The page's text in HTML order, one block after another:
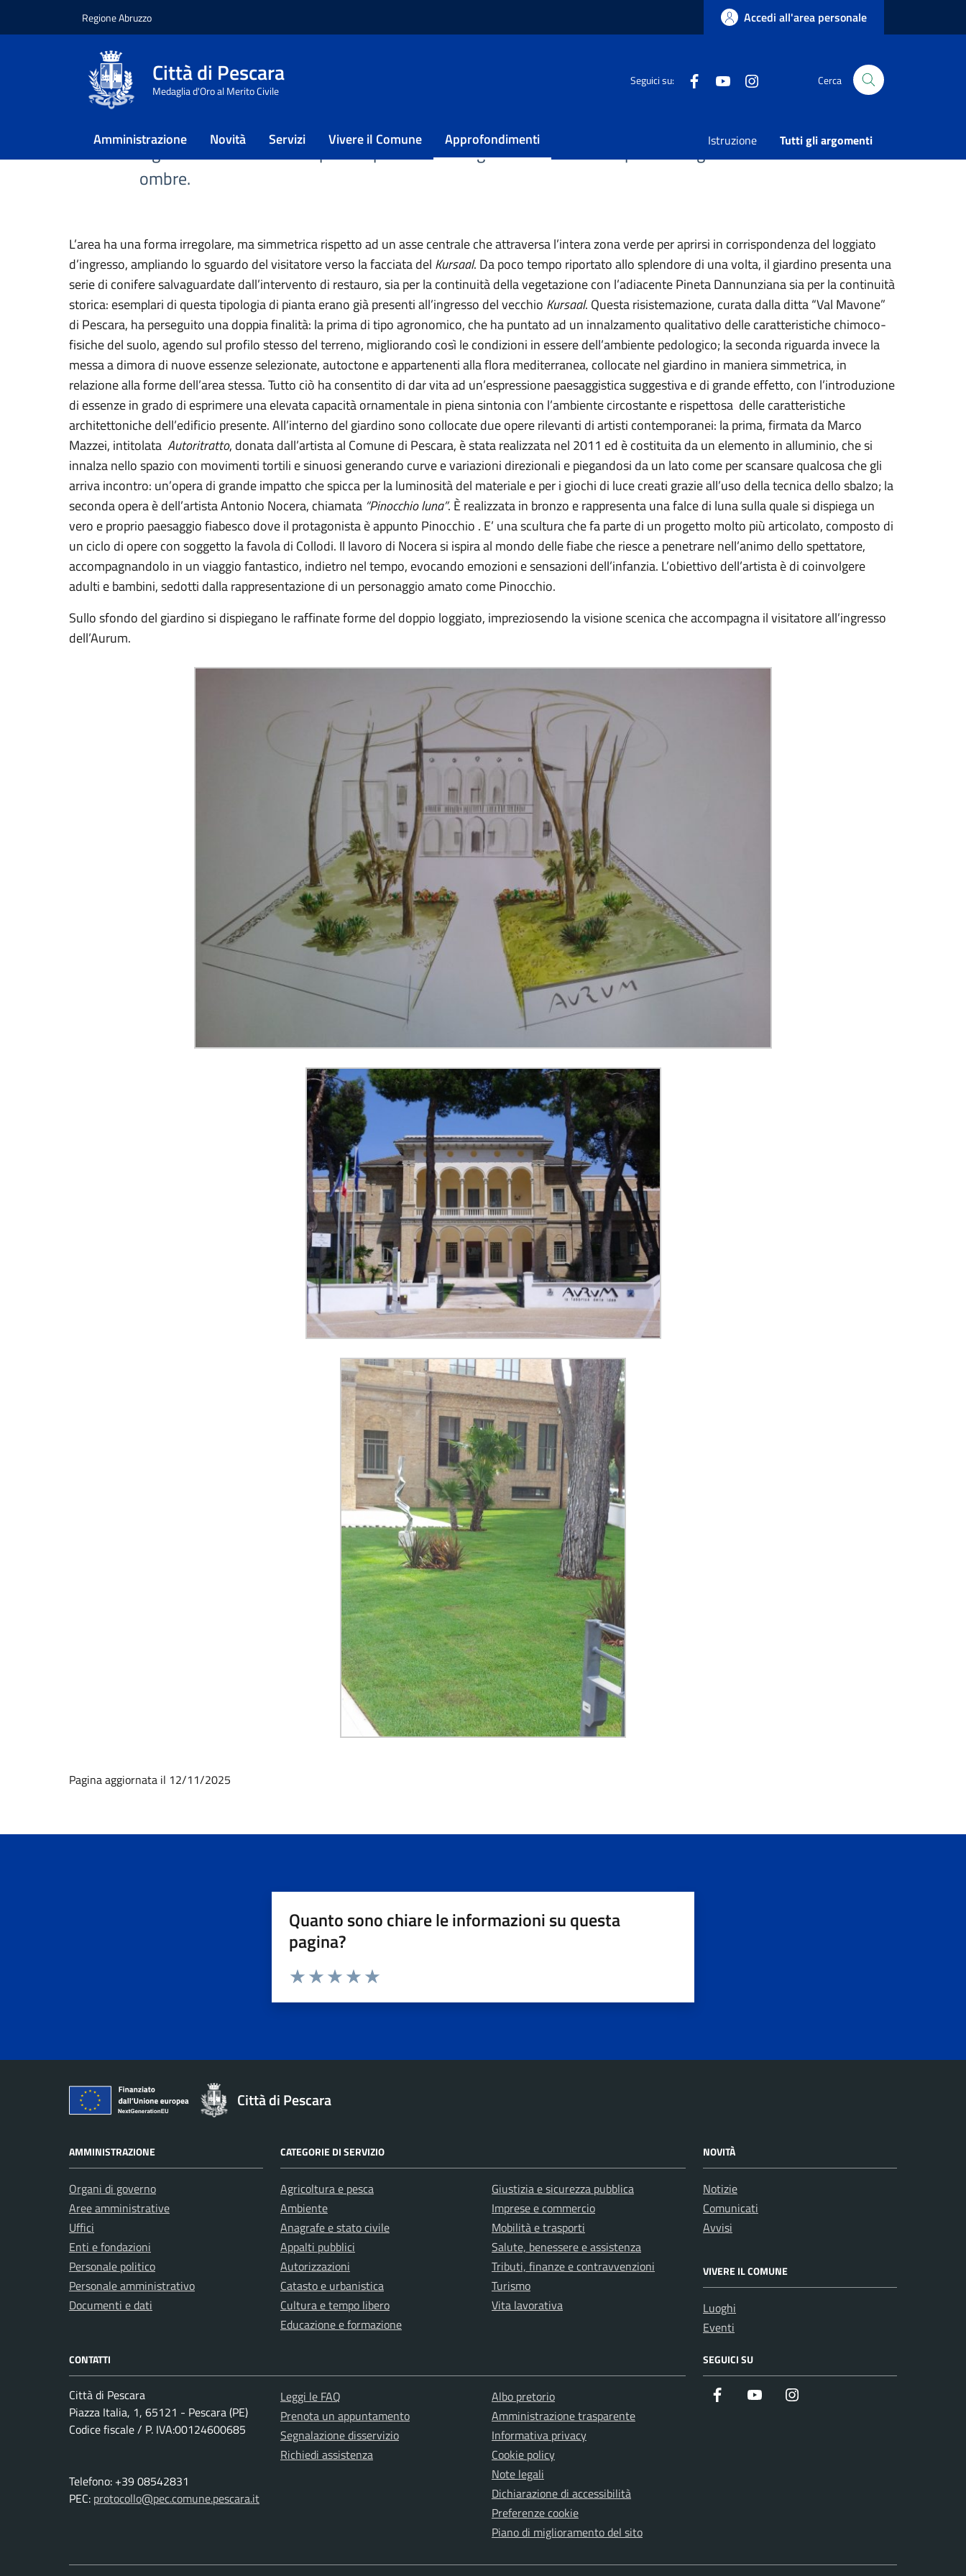
Regione Abruzzo Accedi all'area personale
Città di Pescara
Medaglia d'Oro al Merito Civile
Seguici su: FacebookYoutube Cerca
Amministrazione Novità Servizi Vivere il Comune Approfondimenti Istruzione Tutti gli argomenti
Home / Approfondimenti /
Giardino
Il giardino dell’Aurum è il primo spazio che accoglie i visitatori tra un piacevole gioco di luci e
ombre.
L’area ha una forma irregolare, ma simmetrica rispetto ad un asse centrale che attraversa l’intera zona verde per aprirsi in corrispondenza del loggiato
d’ingresso, ampliando lo sguardo del visitatore verso la facciata del Kursaal. Da poco tempo riportato allo splendore di una volta, il giardino presenta una
serie di conifere salvaguardate dall’intervento di restauro, sia per la continuità della vegetazione con l’adiacente Pineta Dannunziana sia per la continuità
storica: esemplari di questa tipologia di pianta erano già presenti all’ingresso del vecchio Kursaal. Questa risistemazione, curata dalla ditta “Val Mavone”
di Pescara, ha perseguito una doppia finalità: la prima di tipo agronomico, che ha puntato ad un innalzamento qualitativo delle caratteristiche chimoco-
fisiche del suolo, agendo sul profilo stesso del terreno, migliorando così le condizioni in essere dell’ambiente pedologico; la seconda riguarda invece la
messa a dimora di nuove essenze selezionate, autoctone e appartenenti alla flora mediterranea, collocate nel giardino in maniera simmetrica, in
relazione alla forme dell’area stessa. Tutto ciò ha consentito di dar vita ad un’espressione paesaggistica suggestiva e di grande effetto, con l’introduzione
di essenze in grado di esprimere una elevata capacità ornamentale in piena sintonia con l’ambiente circostante e rispettosa delle caratteristiche
architettoniche dell’edificio presente. All’interno del giardino sono collocate due opere rilevanti di artisti contemporanei: la prima, firmata da Marco
Mazzei, intitolata Autoritratto, donata dall’artista al Comune di Pescara, è stata realizzata nel 2011 ed è costituita da un elemento in alluminio, che si
innalza nello spazio con movimenti tortili e sinuosi generando curve e variazioni direzionali e piegandosi da un lato come per scansare qualcosa che gli
arriva incontro: un’opera di grande impatto che spicca per la luminosità del materiale e per i giochi di luce creati grazie all’uso della tecnica dello sbalzo; la
seconda opera è dell’artista Antonio Nocera, chiamata “Pinocchioluna”. È realizzata in bronzo e rappresenta una falce di luna sulla quale si dispiega un
vero e proprio paesaggio fiabesco dove il protagonista è appunto Pinocchio . E’ una scultura che fa parte di un progetto molto più articolato, composto di
un ciclo di opere con soggetto la favola di Collodi. Il lavoro di Nocera si ispira al mondo delle fiabe che riesce a penetrare nell’animo dello spettatore,
accompagnandolo in un viaggio fantastico, indietro nel tempo, evocando emozioni e sensazioni dell’infanzia. L’obiettivo dell’artista è di coinvolgere
adulti e bambini, sedotti dalla rappresentazione di un personaggio amato come Pinocchio.
Sullo sfondo del giardino si dispiegano le raffinate forme del doppio loggiato, impreziosendo la visione scenica che accompagna il visitatore all’ingresso
dell’Aurum.
Pagina aggiornata il 12/11/2025
Quanto sono chiare le informazioni su questa
pagina?
Città di Pescara
AMMINISTRAZIONE
Organi di governo
Aree amministrative
Uffici
Enti e fondazioni
Personale politico
Personale amministrativo
Documenti e dati
CATEGORIE DI SERVIZIO
Agricoltura e pesca
Ambiente
Anagrafe e stato civile
Appalti pubblici
Autorizzazioni
Catasto e urbanistica
Cultura e tempo libero
Educazione e formazione
Giustizia e sicurezza pubblica
Imprese e commercio
Mobilità e trasporti
Salute, benessere e assistenza
Tributi, finanze e contravvenzioni
Turismo
Vita lavorativa
NOVITÀ
Notizie
Comunicati
Avvisi
VIVERE IL COMUNE
Luoghi
Eventi
CONTATTI
Città di Pescara
Piazza Italia, 1, 65121 - Pescara (PE)
Codice fiscale / P. IVA:00124600685
Telefono: +39 08542831
PEC: protocollo@pec.comune.pescara.it
Leggi le FAQ
Prenota un appuntamento
Segnalazione disservizio
Richiedi assistenza
Albo pretorio
Amministrazione trasparente
Informativa privacy
Cookie policy
Note legali
Dichiarazione di accessibilità
Preferenze cookie
Piano di miglioramento del sito
SEGUICI SU
Facebook Youtube